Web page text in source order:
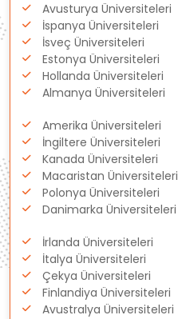
Fransa
Litvanya
Letonya
Gürcistan
Estonya
İsveç
Danimarka
Avustralya
Avusturya Üniversiteleri
İspanya Üniversiteleri
İsveç Üniversiteleri
Estonya Üniversiteleri
Hollanda Üniversiteleri
Almanya Üniversiteleri
Amerika Üniversiteleri
İngiltere Üniversiteleri
Kanada Üniversiteleri
Macaristan Üniversiteleri
Polonya Üniversiteleri
Danimarka Üniversiteleri
İrlanda Üniversiteleri
İtalya Üniversiteleri
Çekya Üniversiteleri
Finlandiya Üniversiteleri
Avustralya Üniversiteleri